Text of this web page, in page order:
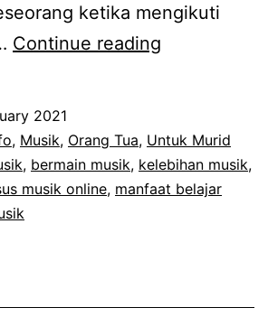
ketika mengikuti
Continue reading
Ketika
Proses
Belajar
2021
, Musik, Orang Tua, Untuk Murid
, bermain musik, kelebihan musik,
musik online, manfaat belajar